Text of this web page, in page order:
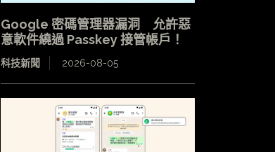
Google 密碼管理器漏洞 允許惡
意軟件繞過 Passkey 接管帳戶！
科技新聞 2026-08-05